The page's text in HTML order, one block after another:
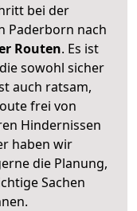
bei der
Paderborn nach
Routen. Es ist
sowohl sicher
auch ratsam,
frei von
Hindernissen
haben wir
die Planung,
Sachen